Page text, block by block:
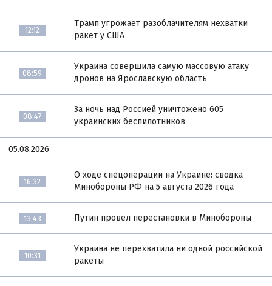
12:12
Трамп угрожает разоблачителям нехватки
ракет у США
08:59
Украина совершила самую массовую атаку
дронов на Ярославскую область
08:47
За ночь над Россией уничтожено 605
украинских беспилотников
05.08.2026
16:32
О ходе спецоперации на Украине: сводка
Минобороны РФ на 5 августа 2026 года
13:43 Путин провёл перестановки в Минобороны
10:31
Украина не перехватила ни одной российской
ракеты